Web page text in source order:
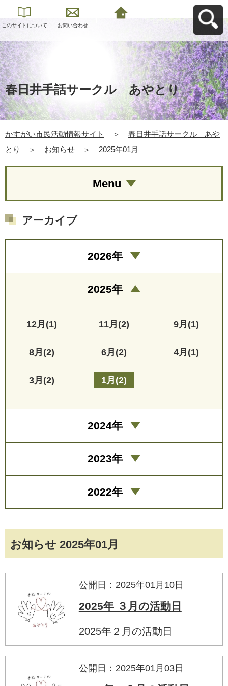
このサイトについて お問い合わせ
春日井手話サークル あやとり
かすがい市民活動情報サイト ＞
春日井手話サークル あや
とり
＞ お知らせ ＞ 2025年01月
お知らせ 2025年01月
公開日：2025年01月10日
2025年 ３月の活動日
2025年２月の活動日
公開日：2025年01月03日
Menu
アーカイブ
2026年
2025年
12月(1) 11月(2) 9月(1)
8月(2) 6月(2) 4月(1)
3月(2) 1月(2)
2024年
2023年
2022年